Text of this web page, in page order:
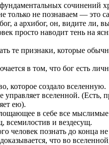
сочинений
только не познаваем — это
а архибог, он, видите ли,
просто наводит тень на
те признаки, которые
в том, что бог есть
которое создало вселенную.
управляет вселенной.
ею).
в себе все
всемилостив и вездесущ.
человек познать до конца
что во